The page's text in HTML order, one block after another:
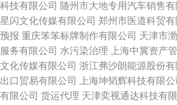
科技有限公司 随州市大地专用汽车销售有
星闪文化传媒有限公司 郑州市医道科贸有
预报 重庆笨笨标牌制作有限公司 天津市
服务有限公司 水污染治理 上海中冀资产
文化传媒有限公司 浙江弗沙朗能源股份有
出口贸易有限公司
上海坤韬辉科技有限公
有限公司 货运代理 天津奕视通达科技有